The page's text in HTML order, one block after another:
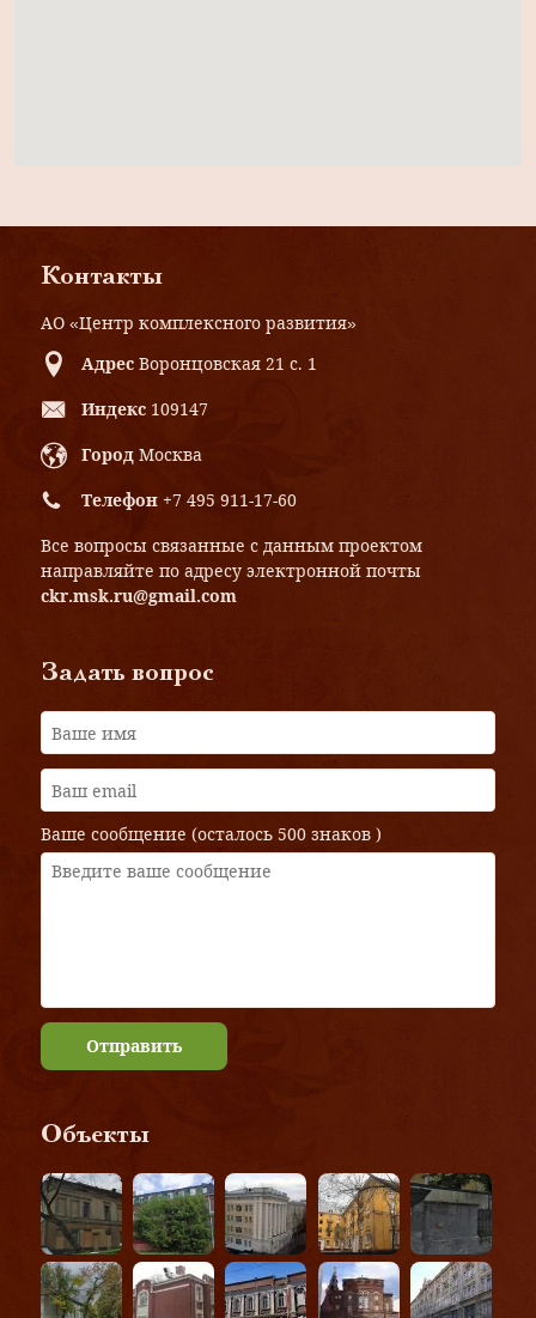
Контакты
АО «Центр комплексного развития»
Адрес Воронцовская 21 с. 1
Индекс 109147
Город Москва
Телефон +7 495 911-17-60
Все вопросы связанные с данным проектом
направляйте по адресу электронной почты
ckr.msk.ru@gmail.com
Задать вопрос
Ваше сообщение (осталось 500 знаков )
Отправить
Объекты